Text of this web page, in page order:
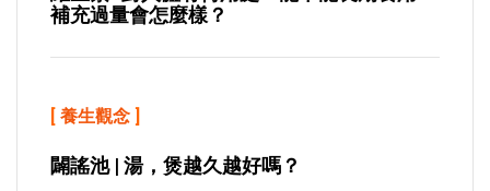
補充過量會怎麼樣？
[ 養生觀念 ]
闢謠池 | 湯，煲越久越好嗎？